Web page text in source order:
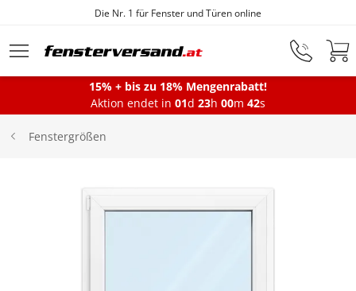
Zum Hauptinhalt springen
Die Nr. 1 für Fenster und Türen online
Fenster
15% + bis zu 18% Mengenrabatt!
Aktion endet in 01d 23h 00m 41s
Fenstergrößen